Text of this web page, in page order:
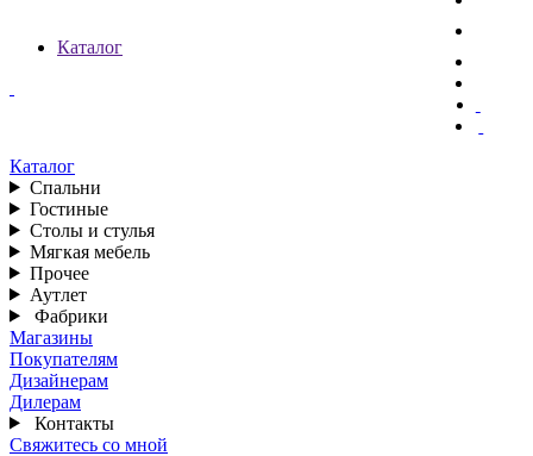
Каталог
Каталог
Спальни
Гостиные
Столы и стулья
Мягкая мебель
Прочее
Аутлет
Фабрики
Магазины
Покупателям
Дизайнерам
Дилерам
Контакты
Свяжитесь со мной